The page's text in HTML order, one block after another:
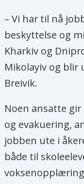
– Vi har til nå
beskyttelse og
Kharkiv og
Mikolayiv og blir
Breivik.
Noen ansatte
og evakuering,
jobben ute i
både til